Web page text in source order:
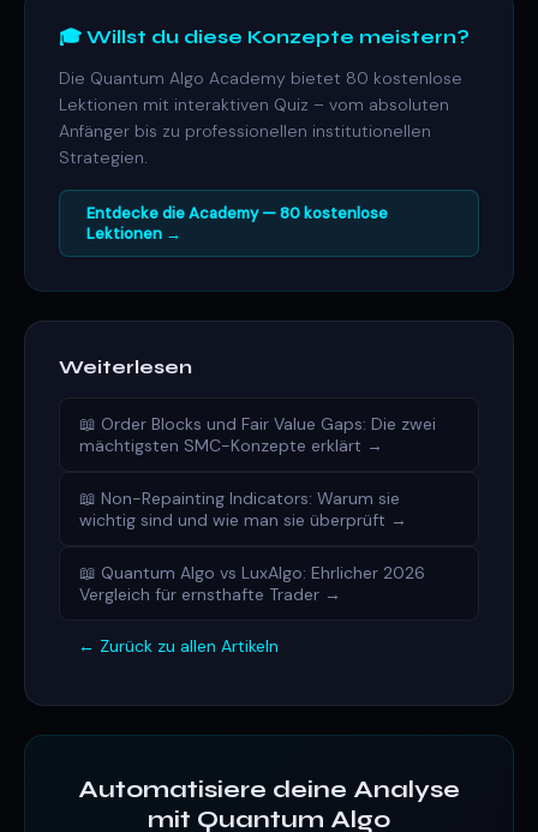
🎓 Willst du diese Konzepte meistern?
Die Quantum Algo Academy bietet 80 kostenlose
Lektionen mit interaktiven Quiz – vom absoluten
Anfänger bis zu professionellen institutionellen
Strategien.
Entdecke die Academy — 80 kostenlose
Lektionen →
Weiterlesen
📖 Order Blocks und Fair Value Gaps: Die zwei
mächtigsten SMC-Konzepte erklärt →
📖 Non-Repainting Indicators: Warum sie
wichtig sind und wie man sie überprüft →
📖 Quantum Algo vs LuxAlgo: Ehrlicher 2026
Vergleich für ernsthafte Trader →
← Zurück zu allen Artikeln
Automatisiere deine Analyse
mit Quantum Algo